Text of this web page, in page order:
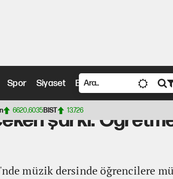
Spor Siyaset Bilim ve Teknoloji Video
6620,6035BIST 13.726
soruşturma başlatıldı
şarkı:
müzik dersinde öğrencilere